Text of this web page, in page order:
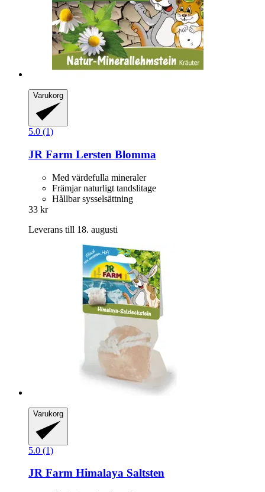
Varukorg
5.0 (1)
JR Farm Lersten Blomma
Med värdefulla mineraler
Främjar naturligt tandslitage
Hållbar sysselsättning
33 kr
Leverans till 18. augusti
Varukorg
5.0 (1)
JR Farm Himalaya Saltsten